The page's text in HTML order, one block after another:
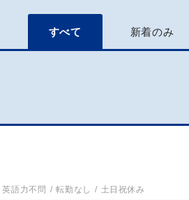
すべて 新着のみ
英語力不問 転勤なし 土日祝休み